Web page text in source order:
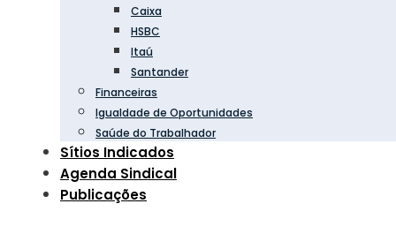
Caixa
HSBC
Itaú
Santander
Financeiras
Igualdade de Oportunidades
Saúde do Trabalhador
Sítios Indicados
Agenda Sindical
Publicações